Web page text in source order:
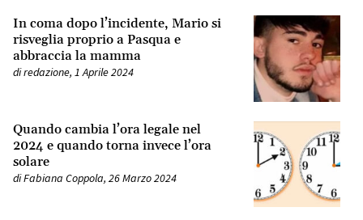
In coma dopo l’incidente, Mario si
risveglia proprio a Pasqua e
abbraccia la mamma
diredazione, 1 Aprile 2024
Quando cambia l’ora legale nel
2024 e quando torna invece l’ora
solare
diFabiana Coppola, 26 Marzo 2024